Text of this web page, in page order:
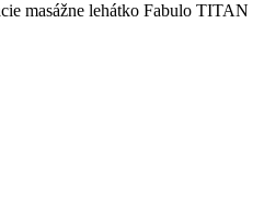
masážne lehátko Fabulo TITAN